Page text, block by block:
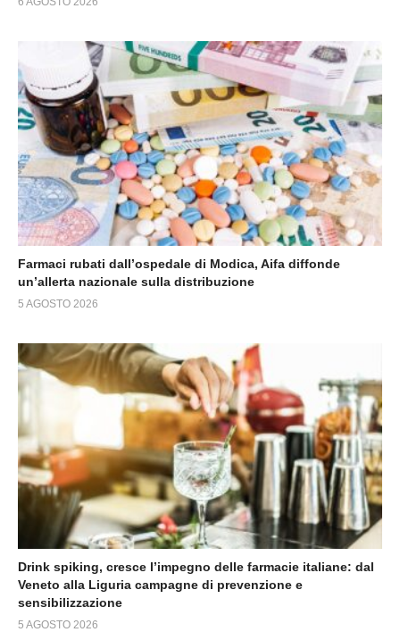
Farmaci rubati dall’ospedale di Modica, Aifa diffonde
un’allerta nazionale sulla distribuzione
5 AGOSTO 2026
Drink spiking, cresce l’impegno delle farmacie italiane: dal
Veneto alla Liguria campagne di prevenzione e
sensibilizzazione
5 AGOSTO 2026